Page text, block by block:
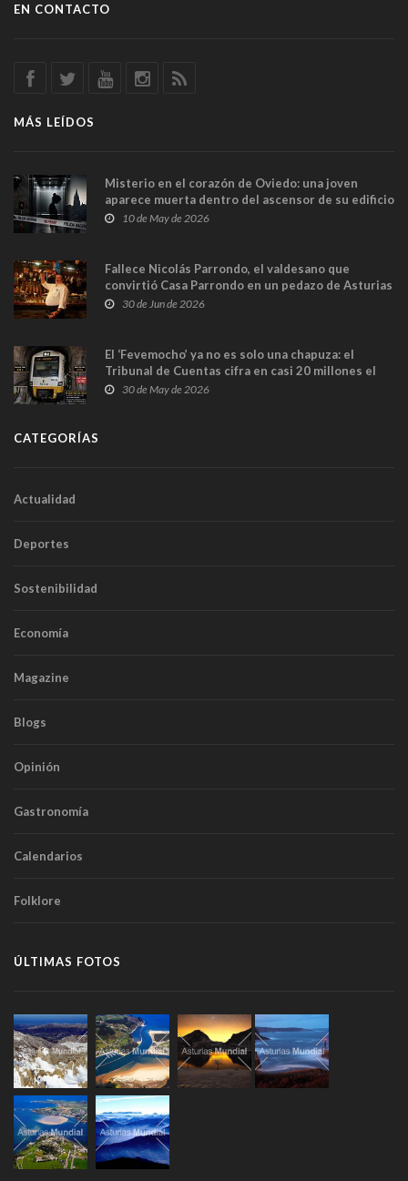
EN CONTACTO
MÁS LEÍDOS
Misterio en el corazón de Oviedo: una joven
aparece muerta dentro del ascensor de su edificio
y las cámaras captan sus últimos minutos
10 de May de 2026
Fallece Nicolás Parrondo, el valdesano que
convirtió Casa Parrondo en un pedazo de Asturias
en Madrid
30 de Jun de 2026
El ‘Fevemocho’ ya no es solo una chapuza: el
Tribunal de Cuentas cifra en casi 20 millones el
sobrecoste de los trenes que no cabían por los
30 de May de 2026
CATEGORÍAS
Actualidad
Deportes
Sostenibilidad
Economía
Magazine
Blogs
Opinión
Gastronomía
Calendarios
Folklore
ÚLTIMAS FOTOS